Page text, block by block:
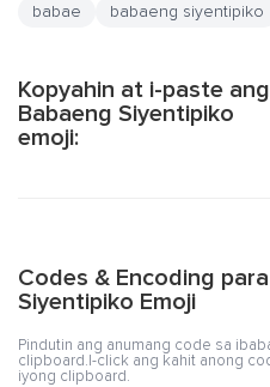
babae babaeng siyentipiko
Kopyahin at i-paste ang
Babaeng Siyentipiko
emoji:
Codes & Encoding
Siyentipiko Emoji
Pindutin ang anumang code sa
clipboard.I-click ang kahit anong
iyong clipboard.